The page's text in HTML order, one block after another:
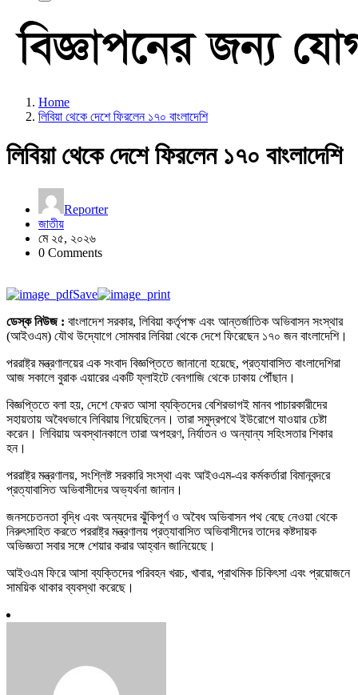
Home
লিবিয়া থেকে দেশে ফিরলেন ১৭০ বাংলাদেশি
লিবিয়া থেকে দেশে ফিরলেন ১৭০ বাংলাদেশি
Reporter
জাতীয়
মে ২৫, ২০২৬
0 Comments
Save
ডেস্ক নিউজ : বাংলাদেশ সরকার, লিবিয়া কর্তৃপক্ষ এবং আন্তর্জাতিক অভিবাসন সংস্থার
(আইওএম) যৌথ উদ্যোগে সোমবার লিবিয়া থেকে দেশে ফিরেছেন ১৭০ জন বাংলাদেশি।
পররাষ্ট্র মন্ত্রণালয়ের এক সংবাদ বিজ্ঞপ্তিতে জানানো হয়েছে, প্রত্যাবাসিত বাংলাদেশিরা
আজ সকালে বুরাক এয়ারের একটি ফ্লাইটে বেনগাজি থেকে ঢাকায় পৌঁছান।
বিজ্ঞপ্তিতে বলা হয়, দেশে ফেরত আসা ব্যক্তিদের বেশিরভাগই মানব পাচারকারীদের
সহায়তায় অবৈধভাবে লিবিয়ায় গিয়েছিলেন। তারা সমুদ্রপথে ইউরোপে যাওয়ার চেষ্টা
করেন। লিবিয়ায় অবস্থানকালে তারা অপহরণ, নির্যাতন ও অন্যান্য সহিংসতার শিকার
হন।
পররাষ্ট্র মন্ত্রণালয়, সংশ্লিষ্ট সরকারি সংস্থা এবং আইওএম-এর কর্মকর্তারা বিমানবন্দরে
প্রত্যাবাসিত অভিবাসীদের অভ্যর্থনা জানান।
জনসচেতনতা বৃদ্ধি এবং অন্যদের ঝুঁকিপূর্ণ ও অবৈধ অভিবাসন পথ বেছে নেওয়া থেকে
নিরুৎসাহিত করতে পররাষ্ট্র মন্ত্রণালয় প্রত্যাবাসিত অভিবাসীদের তাদের কষ্টদায়ক
অভিজ্ঞতা সবার সঙ্গে শেয়ার করার আহ্বান জানিয়েছে।
আইওএম ফিরে আসা ব্যক্তিদের পরিবহন খরচ, খাবার, প্রাথমিক চিকিৎসা এবং প্রয়োজনে
সাময়িক থাকার ব্যবস্থা করেছে।